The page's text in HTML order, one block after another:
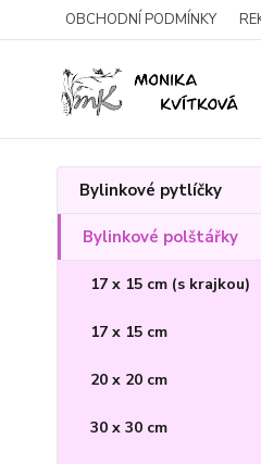
OBCHODNÍ PODMÍNKY
Bylinkové pytlíčky
Bylinkové polštářky
17 x 15 cm (s krajkou)
17 x 15 cm
20 x 20 cm
30 x 30 cm